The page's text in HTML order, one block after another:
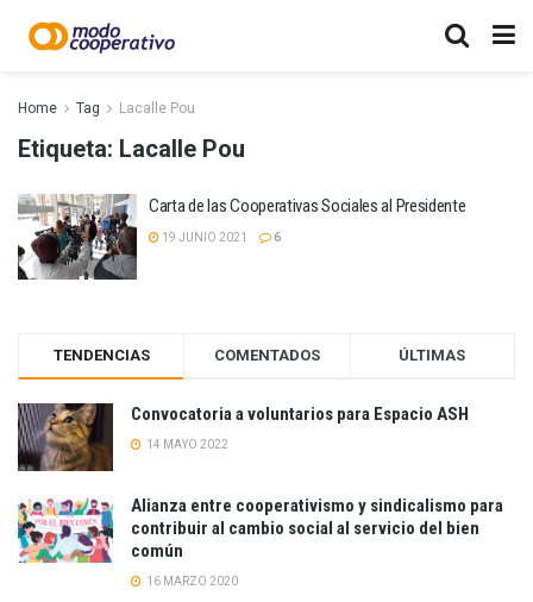
Home Tag Lacalle Pou
Etiqueta: Lacalle Pou
Carta de las Cooperativas Sociales al Presidente
19 JUNIO 2021 6
TENDENCIAS COMENTADOS ÚLTIMAS
Convocatoria a voluntarios para Espacio ASH
14 MAYO 2022
Alianza entre cooperativismo y sindicalismo para
contribuir al cambio social al servicio del bien
común
16 MARZO 2020